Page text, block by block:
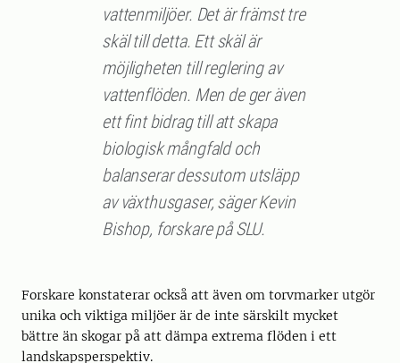
vattenmiljöer. Det är främst tre
skäl till detta. Ett skäl är
möjligheten till reglering av
vattenflöden. Men de ger även
ett fint bidrag till att skapa
biologisk mångfald och
balanserar dessutom utsläpp
av växthusgaser, säger Kevin
Bishop, forskare på SLU.
Forskare konstaterar också att även om torvmarker utgör
unika och viktiga miljöer är de inte särskilt mycket
bättre än skogar på att dämpa extrema flöden i ett
landskapsperspektiv.